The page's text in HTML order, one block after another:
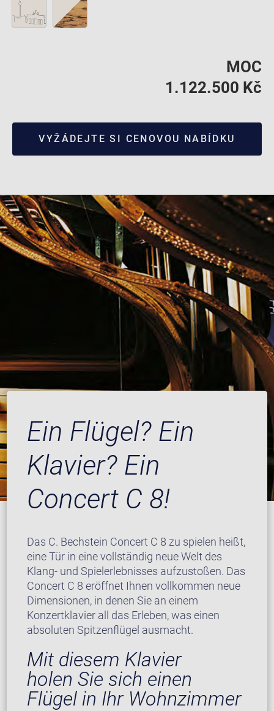
MOC
1.122.500 Kč
VYŽÁDEJTE SI CENOVOU NABÍDKU
Ein Flügel? Ein
Klavier? Ein
Concert C 8!
Das C. Bechstein Concert C 8 zu spielen heißt,
eine Tür in eine vollständig neue Welt des
Klang- und Spielerlebnisses aufzustoßen. Das
Concert C 8 eröffnet Ihnen vollkommen neue
Dimensionen, in denen Sie an einem
Konzertklavier all das Erleben, was einen
absoluten Spitzenflügel ausmacht.
Mit diesem Klavier
holen Sie sich einen
Flügel in Ihr Wohnzimmer